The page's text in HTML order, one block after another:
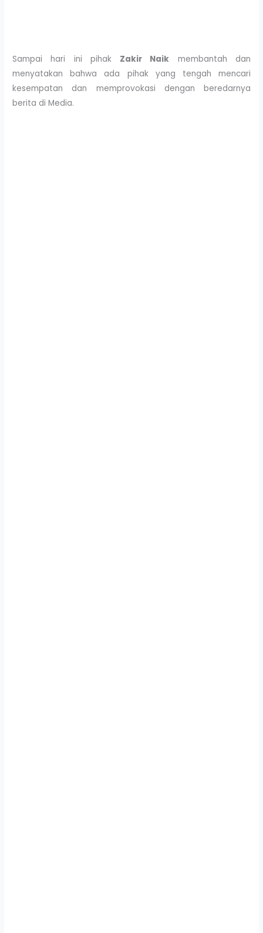
Sampai hari ini pihak Zakir Naik membantah dan
menyatakan bahwa ada pihak yang tengah mencari
kesempatan dan memprovokasi dengan beredarnya
berita di Media.